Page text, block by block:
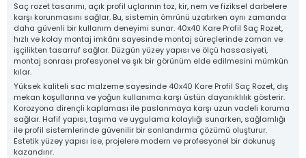
Saç rozet tasarımı, açık profil uçlarının toz, kir, nem ve fiziksel darbelere
karşı korunmasını sağlar. Bu, sistemin ömrünü uzatırken aynı zamanda
daha güvenli bir kullanım deneyimi sunar. 40x40 Kare Profil Saç Rozet,
hızlı ve kolay montaj imkânı sayesinde montaj süreçlerinde zaman ve
işçilikten tasarruf sağlar. Düzgün yüzey yapısı ve ölçü hassasiyeti,
montaj sonrası profesyonel ve şık bir görünüm elde edilmesini mümkün
kılar.
Yüksek kaliteli sac malzeme sayesinde 40x40 Kare Profil Saç Rozet, dış
mekan koşullarına ve yoğun kullanıma karşı üstün dayanıklılık gösterir.
Korozyona dirençli kaplaması ile paslanmaya karşı uzun vadeli koruma
sağlar. Hafif yapısı, taşıma ve uygulama kolaylığı sunarken, sağlamlığı
ile profil sistemlerinde güvenilir bir sonlandırma çözümü oluşturur.
Estetik yüzey yapısı ise, projelere modern ve profesyonel bir dokunuş
kazandırır.